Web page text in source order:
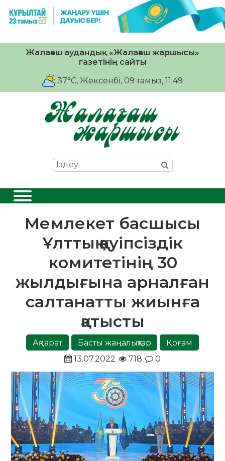
Жалағаш аудандық «Жалағаш жаршысы»
газетінің сайты
37°C, Жексенбі, 09 тамыз, 11:49
Мемлекет басшысы
Ұлттық қауіпсіздік
комитетінің 30
жылдығына арналған
салтанатты жиынға
қатысты
Ақпарат Басты жаңалықтар
Қоғам
13.07.2022
718 0